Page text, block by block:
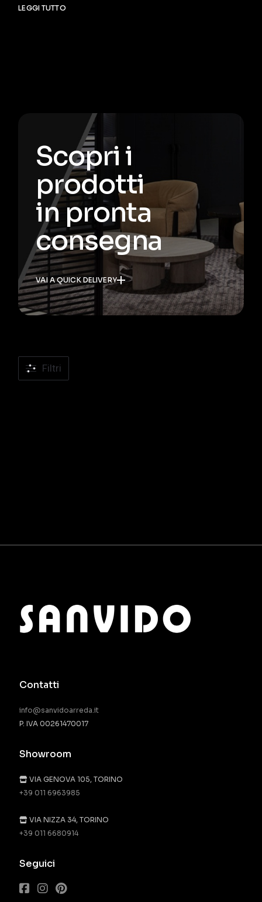
LEGGI TUTTO
Scopri i
prodotti
in pronta
consegna
VAI A QUICK DELIVERY
Filtri
Contatti
info@sanvidoarreda.it
P. IVA 00261470017
Showroom
VIA GENOVA 105, TORINO
+39 011 6963985
VIA NIZZA 34, TORINO
+39 011 6680914
Seguici